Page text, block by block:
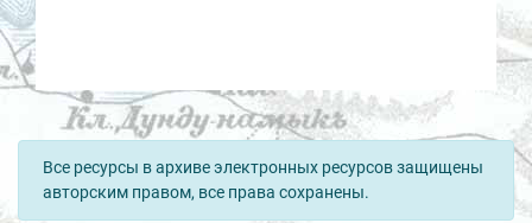
Все ресурсы в архиве электронных ресурсов защищены
авторским правом, все права сохранены.